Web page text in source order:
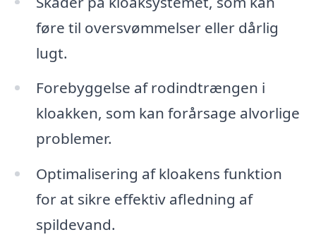
føre til oversvømmelser eller dårlig
lugt.
Forebyggelse af rodindtrængen i
kloakken, som kan forårsage alvorlige
problemer.
Optimalisering af kloakens funktion
for at sikre effektiv afledning af
spildevand.